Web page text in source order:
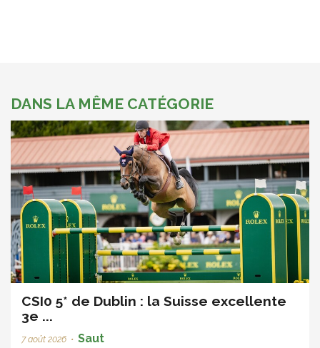
DANS LA MÊME CATÉGORIE
CSI0 5* de Dublin : la Suisse excellente
3e ...
7 août 2026 • Saut